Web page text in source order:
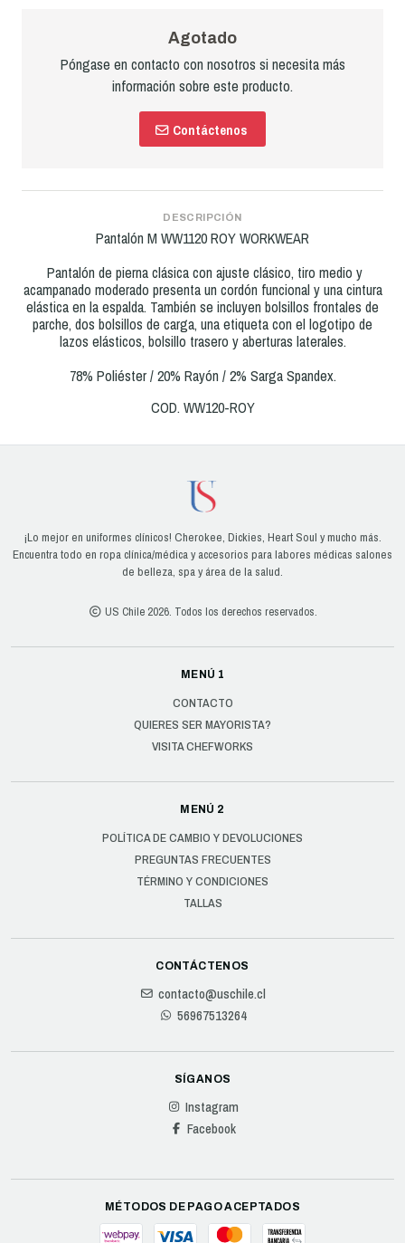
Agotado
Póngase en contacto con nosotros si necesita más
información sobre este producto.
Contáctenos
DESCRIPCIÓN
Pantalón M WW1120 ROY WORKWEAR
Pantalón de pierna clásica con ajuste clásico, tiro medio y
acampanado moderado presenta un cordón funcional y una cintura
elástica en la espalda. También se incluyen bolsillos frontales de
parche, dos bolsillos de carga, una etiqueta con el logotipo de
lazos elásticos, bolsillo trasero y aberturas laterales.
78% Poliéster / 20% Rayón / 2% Sarga Spandex.
COD. WW120-ROY
¡Lo mejor en uniformes clínicos! Cherokee, Dickies, Heart Soul y mucho más.
Encuentra todo en ropa clínica/médica y accesorios para labores médicas salones
de belleza, spa y área de la salud.
US Chile 2026. Todos los derechos reservados.
MENÚ 1
CONTACTO
QUIERES SER MAYORISTA?
VISITA CHEFWORKS
MENÚ 2
POLÍTICA DE CAMBIO Y DEVOLUCIONES
PREGUNTAS FRECUENTES
TÉRMINO Y CONDICIONES
TALLAS
CONTÁCTENOS
contacto@uschile.cl
56967513264
SÍGANOS
Instagram
Facebook
MÉTODOS DE PAGO ACEPTADOS